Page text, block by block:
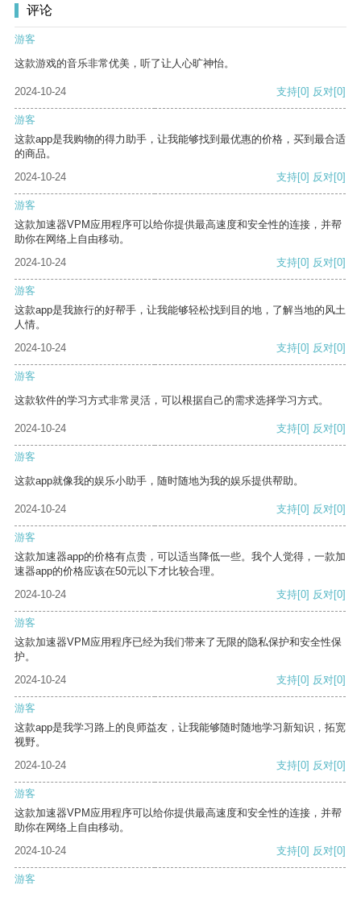
评论
游客
这款游戏的音乐非常优美，听了让人心旷神怡。
2024-10-24 支持[0] 反对[0]
游客
这款app是我购物的得力助手，让我能够找到最优惠的价格，买到最合适
的商品。
2024-10-24
支持[0] 反对[0]
游客
这款加速器VPM应用程序可以给你提供最高速度和安全性的连接，并帮
助你在网络上自由移动。
2024-10-24
支持[0] 反对[0]
游客
这款app是我旅行的好帮手，让我能够轻松找到目的地，了解当地的风土
人情。
2024-10-24
支持[0] 反对[0]
游客
这款软件的学习方式非常灵活，可以根据自己的需求选择学习方式。
2024-10-24 支持[0] 反对[0]
游客
这款app就像我的娱乐小助手，随时随地为我的娱乐提供帮助。
2024-10-24 支持[0] 反对[0]
游客
这款加速器app的价格有点贵，可以适当降低一些。我个人觉得，一款加
速器app的价格应该在50元以下才比较合理。
2024-10-24
支持[0] 反对[0]
游客
这款加速器VPM应用程序已经为我们带来了无限的隐私保护和安全性保
护。
2024-10-24
支持[0] 反对[0]
游客
这款app是我学习路上的良师益友，让我能够随时随地学习新知识，拓宽
视野。
2024-10-24
支持[0] 反对[0]
游客
这款加速器VPM应用程序可以给你提供最高速度和安全性的连接，并帮
助你在网络上自由移动。
2024-10-24
支持[0] 反对[0]
游客